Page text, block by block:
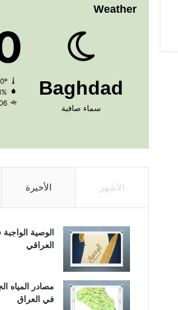
Weather
Baghdad
سماء صافية
10º - 10º
2.06
الأشهر الأخيرة
الوصية
العراقي
مصادر المياه
في العراق